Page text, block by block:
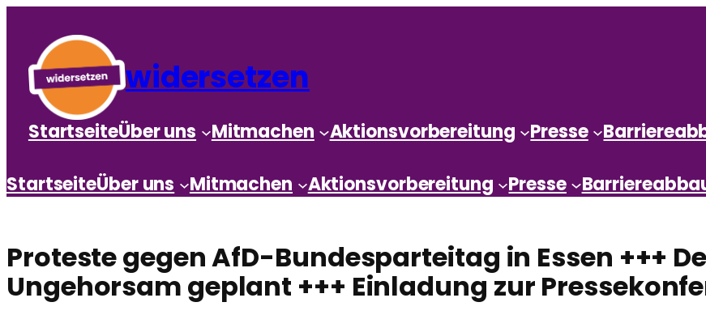
widersetzen
StartseiteÜber uns Mitmachen Aktionsvorbereitung Presse
StartseiteÜber uns Mitmachen Aktionsvorbereitung Presse
Proteste gegen AfD-Bundesparteitag in Essen +++
Ungehorsam geplant +++ Einladung zur